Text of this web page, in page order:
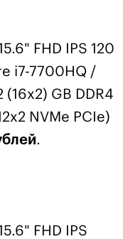
FHD IPS 120
i7-7700HQ /
(16x2) GB DDR4
NVMe PCIe)
.
FHD IPS